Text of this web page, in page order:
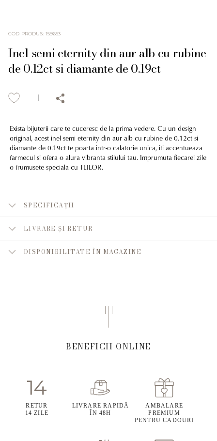
COD PRODUS: 159653
Inel semi eternity din aur alb cu rubine
de 0.12ct si diamante de 0.19ct
Exista bijuterii care te cuceresc de la prima vedere. Cu un design
original, acest inel semi eternity din aur alb cu rubine de 0.12ct si
diamante de 0.19ct te poarta intr-o calatorie unica, iti accentueaza
farmecul si ofera o alura vibranta stilului tau. Imprumuta fiecarei zile
o frumusete speciala cu TEILOR.
SPECIFICAȚII
LIVRARE ȘI RETUR
DISPONIBILITATE ÎN MAGAZINE
BENEFICII ONLINE
RETUR
14 ZILE
LIVRARE RAPIDĂ
ÎN 48H
AMBALARE
PREMIUM
PENTRU CADOURI